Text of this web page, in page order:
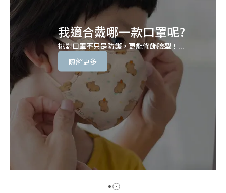
我適合戴哪一款口罩呢?
挑對口罩不只是防護，更能修飾臉型！...
瞭解更多